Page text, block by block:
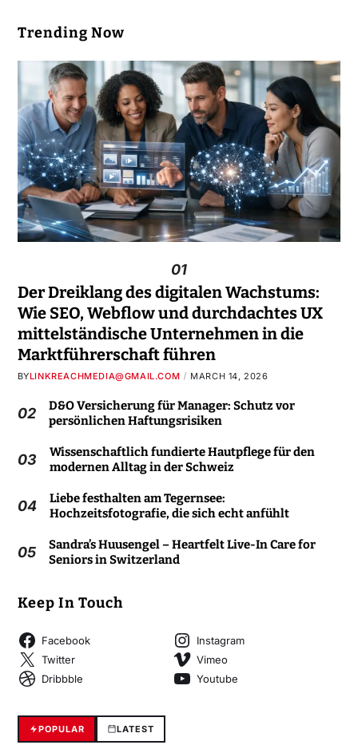
Trending Now
01
Der Dreiklang des digitalen Wachstums:
Wie SEO, Webflow und durchdachtes UX
mittelständische Unternehmen in die
Marktführerschaft führen
BYLINKREACHMEDIA@GMAIL.COM MARCH 14, 2026
02
D&O Versicherung für Manager: Schutz vor
persönlichen Haftungsrisiken
03
Wissenschaftlich fundierte Hautpflege für den
modernen Alltag in der Schweiz
04
Liebe festhalten am Tegernsee:
Hochzeitsfotografie, die sich echt anfühlt
05
Sandra’s Huusengel – Heartfelt Live-In Care for
Seniors in Switzerland
Keep In Touch
Facebook
Instagram
Twitter
Vimeo
Dribbble
Youtube
POPULAR LATEST